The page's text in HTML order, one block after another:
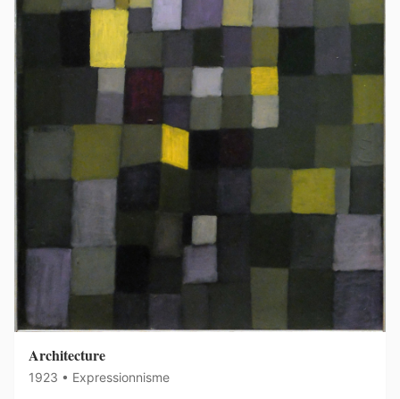
Architecture
1923 • Expressionnisme